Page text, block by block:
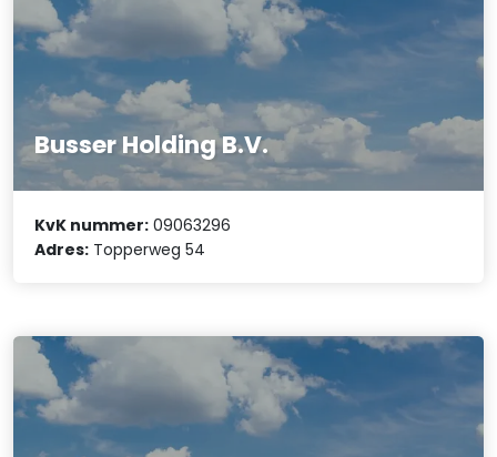
Busser Holding B.V.
KvK nummer: 09063296
Adres: Topperweg 54